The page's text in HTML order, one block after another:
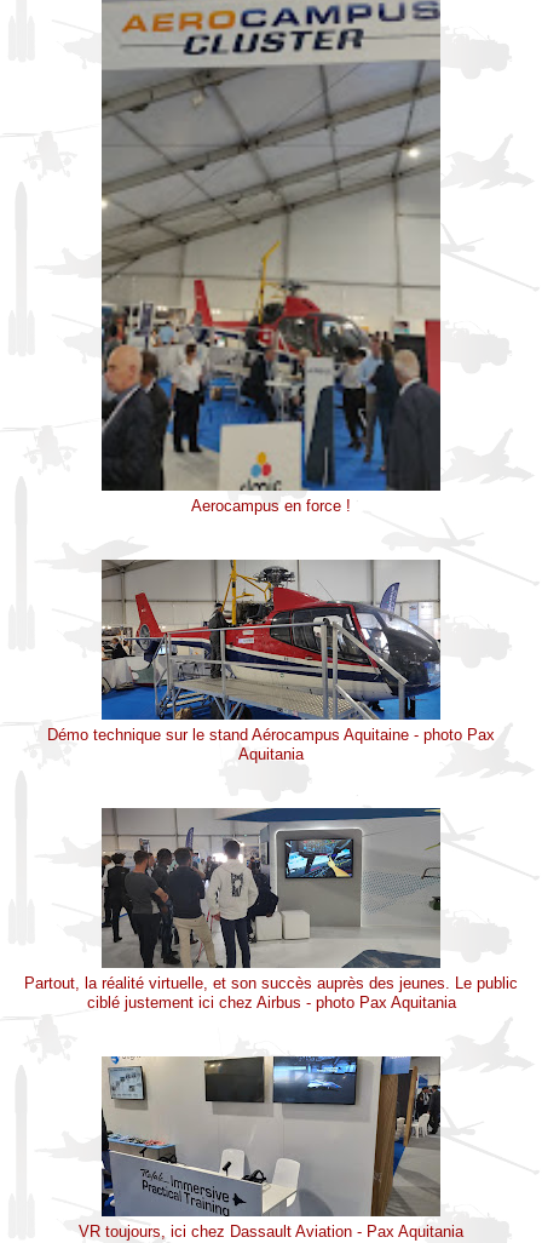
Aerocampus en force !
Démo technique sur le stand Aérocampus Aquitaine - photo Pax
Aquitania
Partout, la réalité virtuelle, et son succès auprès des jeunes. Le public
ciblé justement ici chez Airbus - photo Pax Aquitania
VR toujours, ici chez Dassault Aviation - Pax Aquitania